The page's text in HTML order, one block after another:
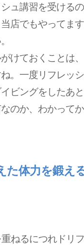
ュ講習を受ける
店でもやってま
けておくことは
。一度リフレッ
ビングをしたあ
のか、わかって
た体力を鍛え
ねるにつれドリ